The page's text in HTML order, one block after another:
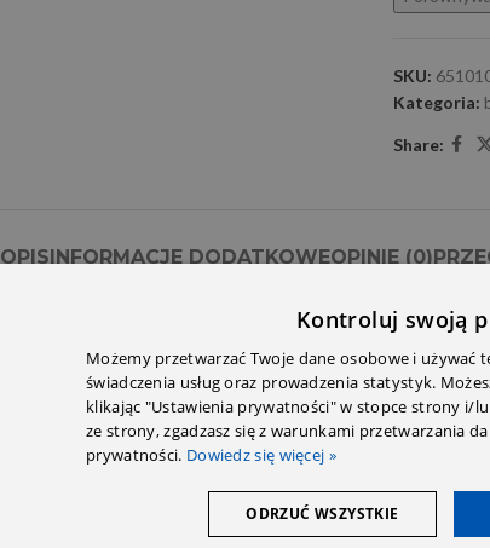
SKU:
Kategoria:
Share:
OPISINFORMACJE DODATKOWEOPINIE (0)
Kontroluj swoją
Możemy przetwarzać Twoje dane osobowe i używać
świadczenia usług oraz prowadzenia statystyk.
klikając "Ustawienia prywatności" w stopce strony i/
ze strony, zgadzasz się z warunkami przetwarzania
prywatności. Dowiedz się więcej »
ODRZUĆ WSZYSTKIE